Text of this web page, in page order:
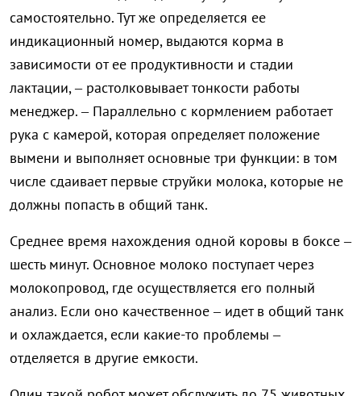
самостоятельно. Тут же определяется ее
индикационный номер, выдаются корма в
зависимости от ее продуктивности и стадии
лактации, – растолковывает тонкости работы
менеджер. – Параллельно с кормлением работает
рука с камерой, которая определяет положение
вымени и выполняет основные три функции: в том
числе сдаивает первые струйки молока, которые не
должны попасть в общий танк.
Среднее время нахождения одной коровы в боксе –
шесть минут. Основное молоко поступает через
молокопровод, где осуществляется его полный
анализ. Если оно качественное – идет в общий танк
и охлаждается, если какие-то проблемы –
отделяется в другие емкости.